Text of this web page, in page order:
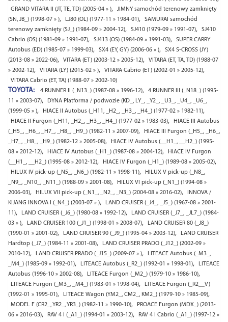
GRAND VITARA II (JT, TE, TD) (2005-04 » ),
JIMNY samochód terenowy zamknięty
(SN, JB_) (1998-07 » ), LJ80 (OL) (1977-11 » 1984-01),
SAMURAI samochód
terenowy zamknięty (SJ_) (1984-09 » 2004-12), SJ410 (1979-09 » 1991-07),
SJ410
Cabrio (OS) (1981-09 » 1991-07), SJ413 (OS) (1984-09 » 1991-03),
SUPER CARRY
Autobus (ED) (1985-07 » 1999-03), SX4 (EY, GY) (2006-06 » ),
SX4 S-CROSS (JY)
(2013-08 » 2022-06), VITARA (ET) (2003-12 » 2005-12),
VITARA (ET, TA, TD) (1988-07
» 2002-12), VITARA (LY) (2015-02 » ), VITARA Cabrio (ET) (2002-01 » 2005-12),
VITARA Cabrio (ET, TA) (1988-07 » 2002-10)
TOYOTA: 4 RUNNER II (_N13_) (1987-08 » 1996-12),
4 RUNNER III (_N18_) (1995-
11 » 2003-07),
DYNA Platforma / podwozie (KD_, LY_, _Y2_, _U3_, _U4_, _U6_,
(1999-05 » ), HIACE II Autobus (_H11, _H2_, _H3_, _H4_) (1977-02 » 1982-11),
HIACE II Furgon (_H11, _H2_, _H3_, _H4_) (1977-02 » 1983-03),
HIACE III Autobus
(_H5_, _H6_, _H7_, _H8_, _H9_) (1982-11 » 2007-09),
HIACE III Furgon (_H5_, _H6_,
_H7_, _H8_, _H9_) (1982-12 » 2005-08),
HIACE IV Autobus (__H1_, __H2_) (1995-
08 » 2012-12), HIACE IV Autobus (_H1_) (1987-08 » 2004-12),
HIACE IV Furgon
(__H1_, __H2_) (1995-08 » 2012-12), HIACE IV Furgon (_H1_) (1989-08 » 2005-02),
HILUX IV pick-up (_N5_, _N6_) (1982-11 » 1998-11),
HILUX V pick-up (_N8_,
_N9_, _N10_, _N11_) (1988-09 » 2001-08),
HILUX VI pick-up (_N1_) (1994-08 »
2006-03), HILUX VII pick-up (_N1_, _N2_, _N3_) (2004-08 » 2016-02),
INNOVA /
KIJANG INNOVA I (_N4_) (2003-07 » ),
LAND CRUISER (_J4_, _J5_) (1967-08 » 2001-
11), LAND CRUISER (_J6_) (1980-08 » 1992-12),
LAND CRUISER (_J7_, _JL7_) (1984-
03 » ), LAND CRUISER 100 (_J1_) (1998-01 » 2008-07),
LAND CRUISER 80 (_J8_)
(1990-01 » 2001-02), LAND CRUISER 90 (_J9_) (1995-04 » 2003-12),
LAND CRUISER
Hardtop (_J7_) (1984-11 » 2001-08),
LAND CRUISER PRADO (_J12_) (2002-09 »
2010-12), LAND CRUISER PRADO (_J15_) (2009-07 » ),
LITEACE Autobus (_M3_,
_M4_) (1985-09 » 1992-01), LITEACE Autobus (_R2_) (1992-01 » 1998-01),
LITEACE
Autobus (1996-10 » 2002-08), LITEACE Furgon (_M2_) (1979-10 » 1986-10),
LITEACE Furgon (_M3_, _M4_) (1983-01 » 1998-04),
LITEACE Furgon (_R2__V)
(1992-01 » 1995-01), LITEACE Wagon (YM2_, CM2_, KM2_) (1979-10 » 1985-09),
MODEL F (CR2_, YR2_, YR3_) (1982-11 » 1990-10),
PROACE Furgon (MDX_) (2013-
06 » 2016-03), RAV 4 I (_A1_) (1994-01 » 2003-12),
RAV 4 I Cabrio (_A1_) (1997-12 »